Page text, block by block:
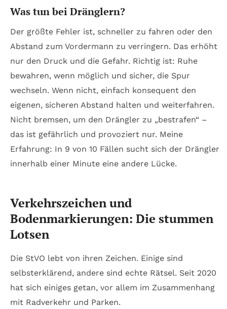
Was tun bei Dränglern?
Der größte Fehler ist, schneller zu fahren oder den
Abstand zum Vordermann zu verringern. Das erhöht
nur den Druck und die Gefahr. Richtig ist: Ruhe
bewahren, wenn möglich und sicher, die Spur
wechseln. Wenn nicht, einfach konsequent den
eigenen, sicheren Abstand halten und weiterfahren.
Nicht bremsen, um den Drängler zu „bestrafen“ –
das ist gefährlich und provoziert nur. Meine
Erfahrung: In 9 von 10 Fällen sucht sich der Drängler
innerhalb einer Minute eine andere Lücke.
Verkehrszeichen und
Bodenmarkierungen: Die stummen
Lotsen
Die StVO lebt von ihren Zeichen. Einige sind
selbsterklärend, andere sind echte Rätsel. Seit 2020
hat sich einiges getan, vor allem im Zusammenhang
mit Radverkehr und Parken.